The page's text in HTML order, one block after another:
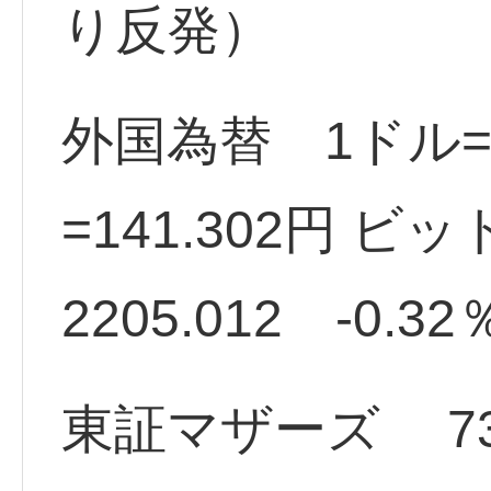
り反発）
外国為替 1ドル
=141.302円 ビッ
2205.012 -0.32
東証マザーズ